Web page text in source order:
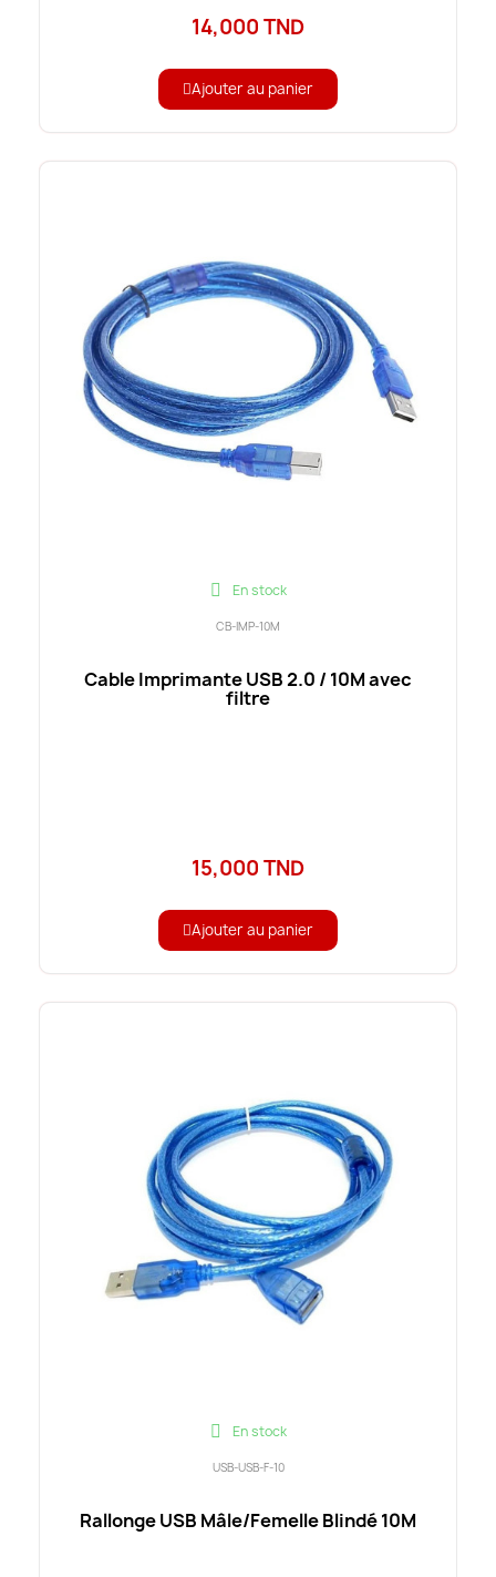
14,000 TND
Ajouter au panier
En stock
CB-IMP-10M
Cable Imprimante USB 2.0 / 10M avec
filtre
15,000 TND
Ajouter au panier
En stock
USB-USB-F-10
Rallonge USB Mâle/Femelle Blindé 10M